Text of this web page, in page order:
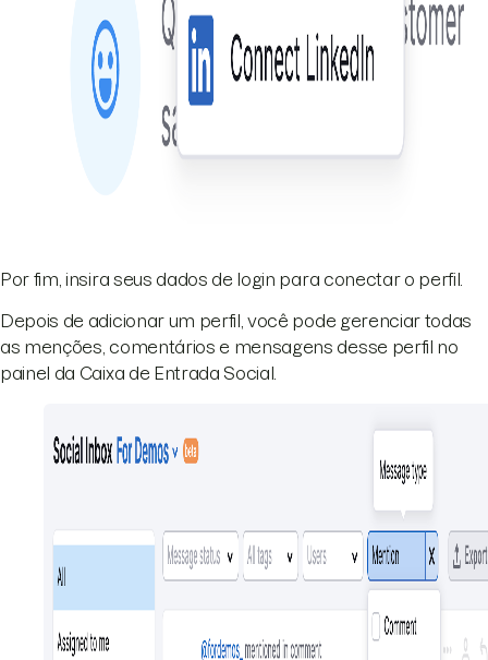
Por fim, insira seus dados de login para conectar o perfil.
Depois de adicionar um perfil, você pode gerenciar todas
as menções, comentários e mensagens desse perfil no
painel da Caixa de Entrada Social.